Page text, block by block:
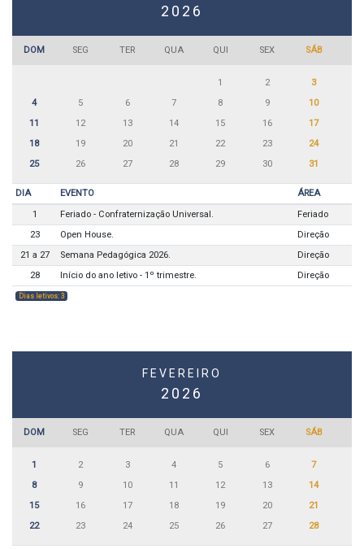
2026
DOM SEG TER QUA QUI SEX SÁB
1 2
3
4
5 6 7 8 9
10
11
12 13 14 15 16
17
18
19 20 21 22 23
24
25
26 27 28 29 30 31
DIA EVENTO
ÁREA
1
Feriado - Confraternização Universal.
Feriado
23
Open House.
Direção
21 a 27
Semana Pedagógica 2026.
Direção
28
Início do ano letivo - 1º trimestre. Direção
Dias letivos: 3
FEVEREIRO
2026
DOM SEG TER QUA QUI SEX SÁB
1 2 3 4 5 6
7
8
9 10 11 12 13
14
15
16 17 18 19 20
21
22
23 24 25 26 27 28